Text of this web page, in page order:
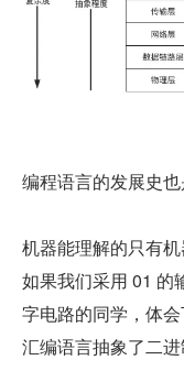
编程语言的发展史也
机器能理解的只有机
如果我们采用 01 的
字电路的同学，体
汇编语言抽象了二进